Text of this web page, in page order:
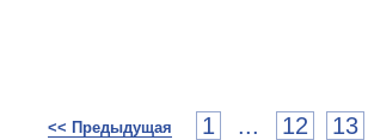
<< Предыдущая 1 ... 12 13